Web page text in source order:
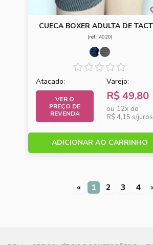
CUECA BOXER ADULTA DE
ESTAMPADA
(ref.: 4020)
Atacado:
VER O
PREÇO DE
REVENDA
Varejo:
R$ 49,80
ou 12x de
R$ 4,15 s/juros
ADICIONAR AO CARRINHO
« 1 2 3 4